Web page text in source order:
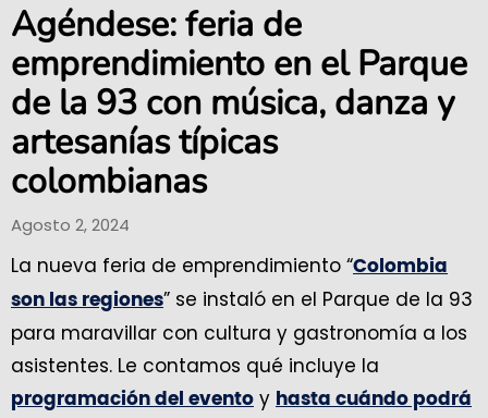
Agéndese: feria de
emprendimiento en el Parque
de la 93 con música, danza y
artesanías típicas
colombianas
Agosto 2, 2024
La nueva feria de emprendimiento “Colombia
son las regiones” se instaló en el Parque de la 93
para maravillar con cultura y gastronomía a los
asistentes. Le contamos qué incluye la
programación del evento y hasta cuándo podrá